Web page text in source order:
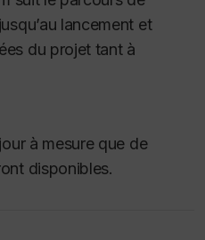
lancement et
du projet tant à
à mesure que de
disponibles.